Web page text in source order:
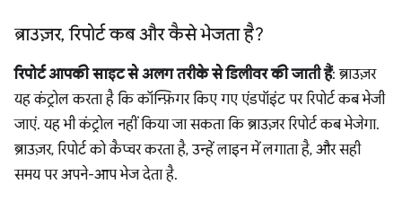
ब्राउज़र, रिपोर्ट कब और कैसे भेजता है?
रिपोर्ट आपकी साइट से अलग तरीके से डिलीवर की जाती हैं: ब्राउज़र
यह कंट्रोल करता है कि कॉन्फ़िगर किए गए एंडपॉइंट पर रिपोर्ट कब भेजी
जाएं. यह भी कंट्रोल नहीं किया जा सकता कि ब्राउज़र रिपोर्ट कब भेजेगा.
ब्राउज़र, रिपोर्ट को कैप्चर करता है, उन्हें लाइन में लगाता है, और सही
समय पर अपने-आप भेज देता है.